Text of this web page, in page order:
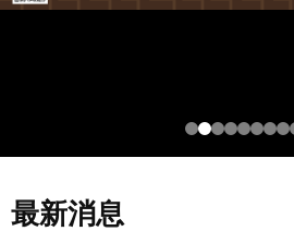
最新消息